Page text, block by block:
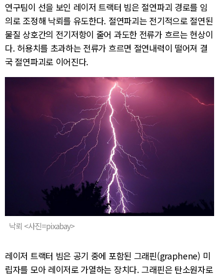
연구팀이 선을 보인 레이저 트랙터 빔은 절연파괴 경로를 임
의로 조정해 낙뢰를 유도한다. 절연파괴는 전기적으로 절연된
물질 상호간의 전기저항이 줄어 과도한 전류가 흐르는 현상이
다. 허용치를 초과하는 전류가 흐르면 절연내력이 떨어져 결
국 절연파괴로 이어진다.
낙뢰 <사진=pixabay>
레이저 트랙터 빔은 공기 중에 포함된 그래핀(graphene) 미
립자를 모아 레이저로 가열하는 장치다. 그래핀은 탄소원자로